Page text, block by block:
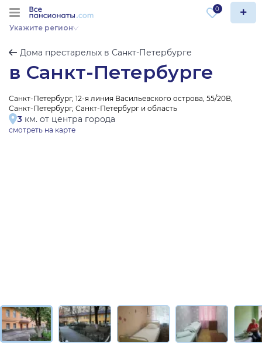
Укажите регион
0
Дома престарелых в Санкт-Петербурге
в Санкт-Петербурге
Санкт-Петербург, 12-я линия Васильевского острова, 55/20В,
Санкт-Петербург, Санкт-Петербург и область
3 км. от центра города
смотреть на карте